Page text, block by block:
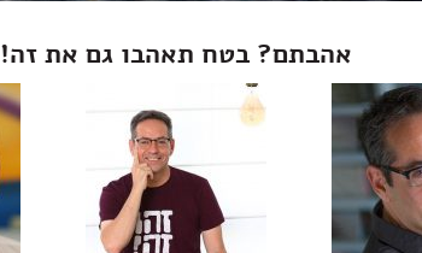
אהבתם? בטח תאהבו גם את זה!